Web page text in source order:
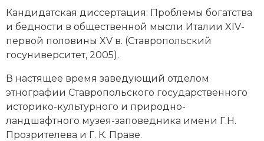
Государство и право
Европа
Империи
Историческая география и топонимика
История материальной и духовной культуры
Кандидатская диссертация: Проблемы богатства
и бедности в общественной мысли Италии XIV-
первой половины XV в. (Ставропольский
госуниверситет, 2005).
В настящее время заведующий отделом
этнографии Ставропольского государственного
историко-культурного и природно-
ландшафтного музея-заповедника имени Г.Н.
Прозрителева и Г. К. Праве.